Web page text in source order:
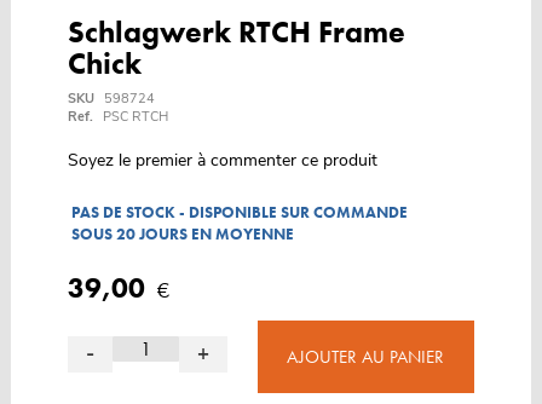
Schlagwerk RTCH Frame
Chick
SKU
598724
Ref.
PSC RTCH
Soyez le premier à commenter ce produit
PAS DE STOCK - DISPONIBLE SUR COMMANDE
SOUS 20 JOURS EN MOYENNE
39,00 €
- + AJOUTER AU PANIER